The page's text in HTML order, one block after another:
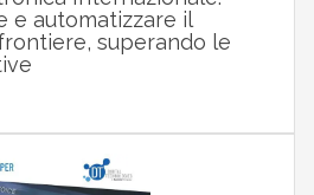
e automatizzare il
superando le